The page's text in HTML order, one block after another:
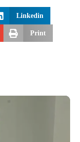
Linkedin
Print